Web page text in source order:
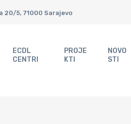
20/5, 71000 Sarajevo
ECDL
CENTRI
PROJE
KTI
NOVO
STI